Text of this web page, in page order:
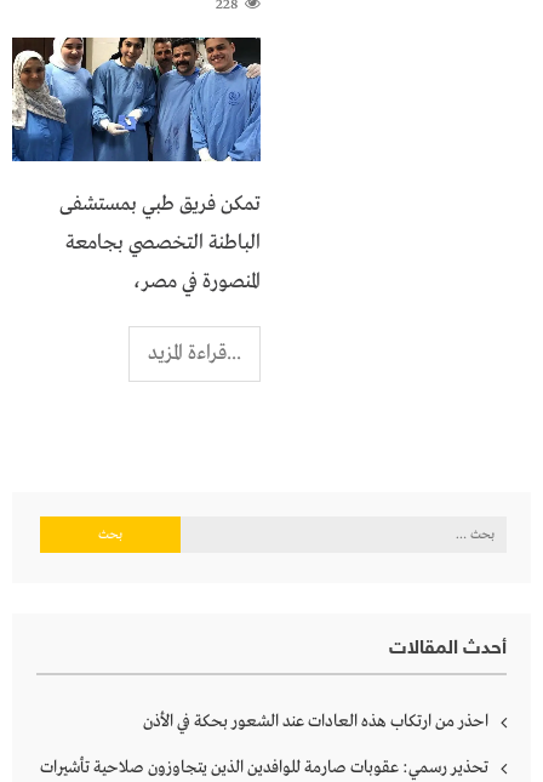
228
تمكن فريق طبي بمستشفى
الباطنة التخصصي بجامعة
المنصورة في مصر،
...قراءة المزيد
البحث
أحدث المقالات
احذر من ارتكاب هذه العادات عند الشعور بحكة في الأذن
تحذير رسمي: عقوبات صارمة للوافدين الذين يتجاوزون صلاحية تأشيرات